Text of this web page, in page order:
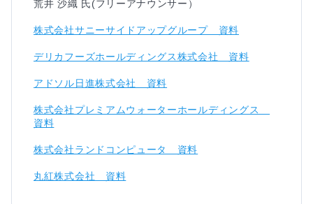
株式会社サニーサイドアップグループ　資料
デリカフーズホールディングス株式会社　資料
アドソル日進株式会社　資料
株式会社プレミアムウォーターホールディングス
資料
株式会社ランドコンピュータ　資料
丸紅株式会社　資料